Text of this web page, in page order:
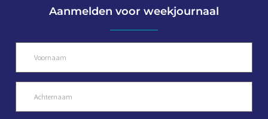
Aanmelden voor weekjournaal